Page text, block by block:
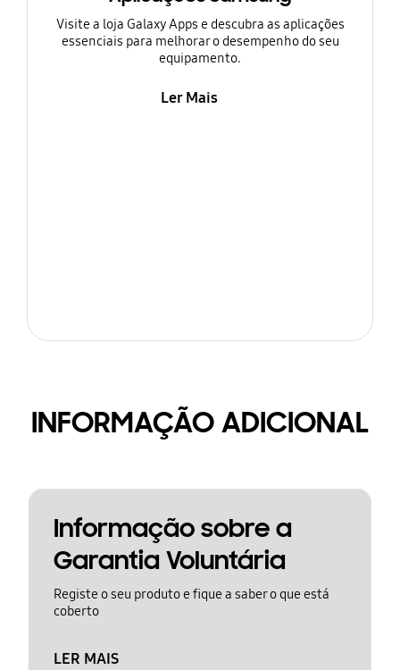
Visite a loja Galaxy Apps e descubra as aplicações
essenciais para melhorar o desempenho do seu
equipamento.
Ler Mais
INFORMAÇÃO ADICIONAL
Informação sobre a
Garantia Voluntária
Registe o seu produto e fique a saber o que está
coberto
LER MAIS